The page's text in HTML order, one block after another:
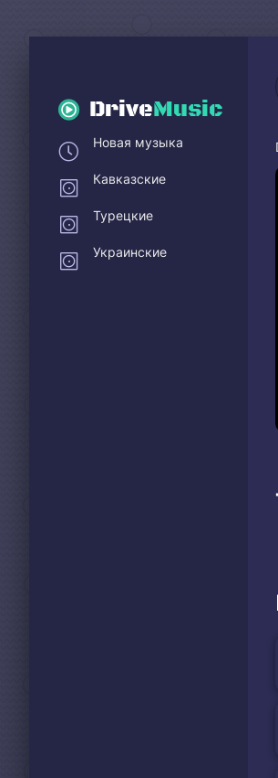
DriveMusic
Новая музыка
Кавказские
Турецкие
Украинские